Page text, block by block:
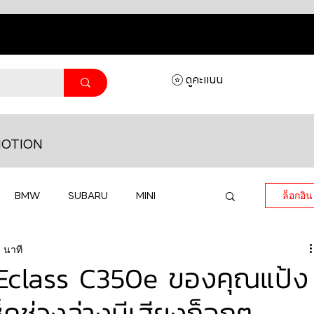
ดูคะแนน
BMW SUBARU MINI
MASERATI
HONDA VOLKSWAGEN JEEP
ล็อกอิ
C350e ของคุณแป้ง
นาที